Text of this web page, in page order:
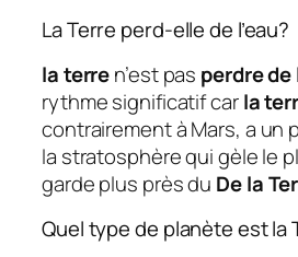
La Terre perd-elle de l’eau?
la terren’est pas perdre de
rythme significatif carla
contrairement à Mars, a un
la stratosphère qui gèle le
garde plus près du De la
Quel type de planète est la